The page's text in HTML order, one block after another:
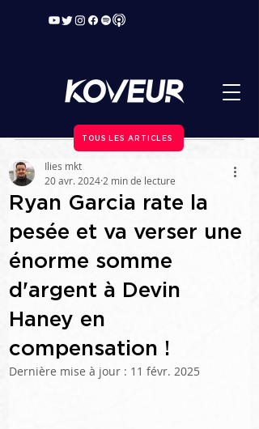
TOUS LES ARTICLES
Ryan Garcia rate la
pesée et va verser une
énorme somme
d'argent à Devin
Haney en
compensation !
Ilies mkt
20 avr. 2024 2 min de lecture
Dernière mise à jour : 11 févr. 2025